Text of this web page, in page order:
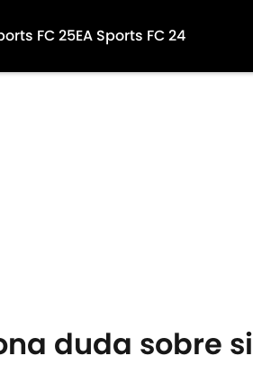
FC 25EA Sports FC 24
duda sobre